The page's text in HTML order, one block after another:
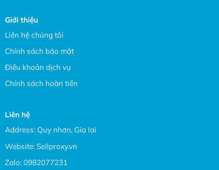
Giới thiệu
Liên hệ chúng tôi
Chính sách bảo mật
Điều khoản dịch vụ
Chính sách hoàn tiền
Liên hệ
Address: Quy nhơn, Gia lai
Website: Sellproxy.vn
Zalo: 0982077231